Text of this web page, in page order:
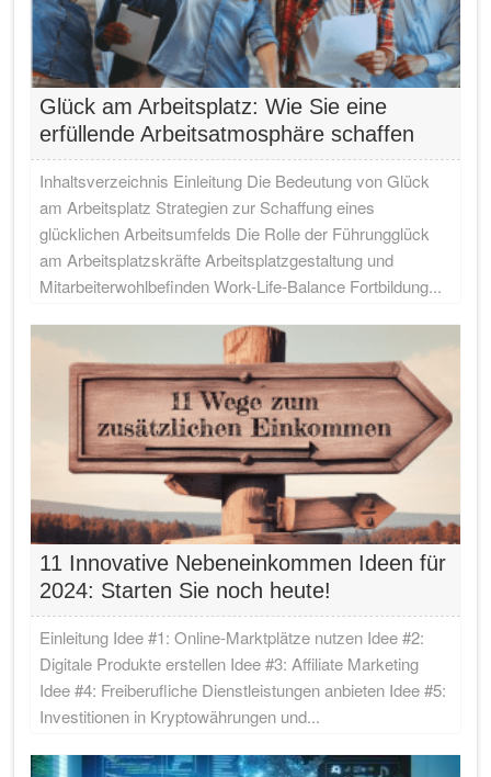
Glück am Arbeitsplatz: Wie Sie eine
erfüllende Arbeitsatmosphäre schaffen
Inhaltsverzeichnis Einleitung Die Bedeutung von Glück
am Arbeitsplatz Strategien zur Schaffung eines
glücklichen Arbeitsumfelds Die Rolle der Führungglück
am Arbeitsplatzskräfte Arbeitsplatzgestaltung und
Mitarbeiterwohlbefinden Work-Life-Balance Fortbildung...
11 Innovative Nebeneinkommen Ideen für
2024: Starten Sie noch heute!
Einleitung Idee #1: Online-Marktplätze nutzen Idee #2:
Digitale Produkte erstellen Idee #3: Affiliate Marketing
Idee #4: Freiberufliche Dienstleistungen anbieten Idee #5:
Investitionen in Kryptowährungen und...